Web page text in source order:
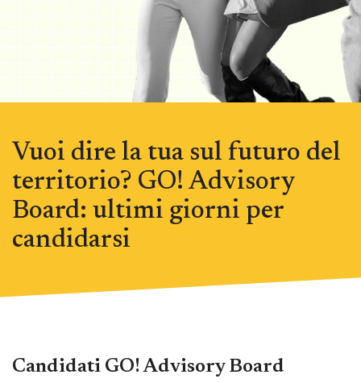
Vuoi dire la tua sul futuro del
territorio? GO! Advisory
Board: ultimi giorni per
candidarsi
Candidati GO! Advisory Board